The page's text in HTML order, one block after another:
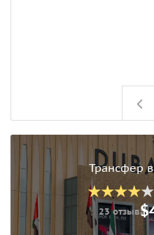
Трансфер
23 отзыва